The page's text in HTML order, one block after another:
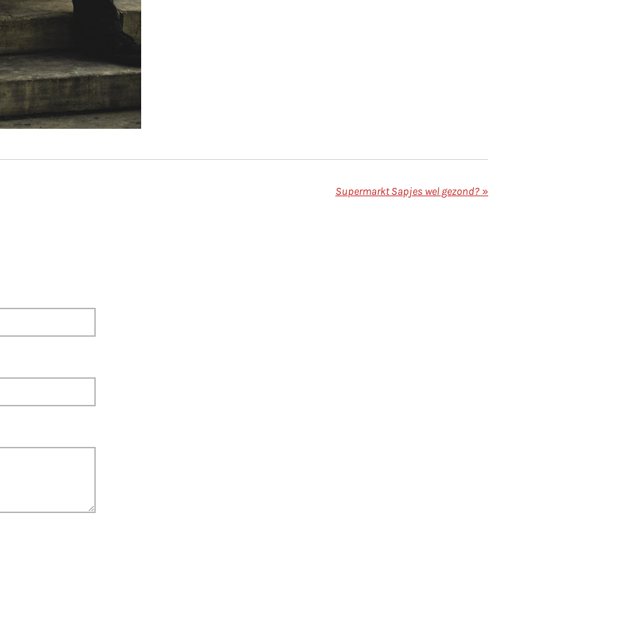
Supermarkt Sapjes wel gezond? »